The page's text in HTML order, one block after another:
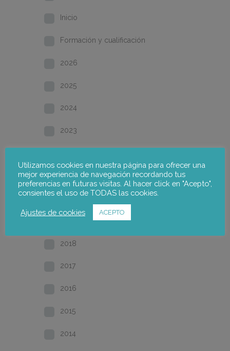
Inicio
Formación y cualificación
2026
2025
2024
2023
2021
2020
2018
2017
2016
2015
2014
Utilizamos cookies en nuestra página para ofrecer una
mejor experiencia de navegación recordando tus
preferencias en futuras visitas. Al hacer click en "Acepto",
consientes el uso de TODAS las cookies.
Ajustes de cookies ACEPTO